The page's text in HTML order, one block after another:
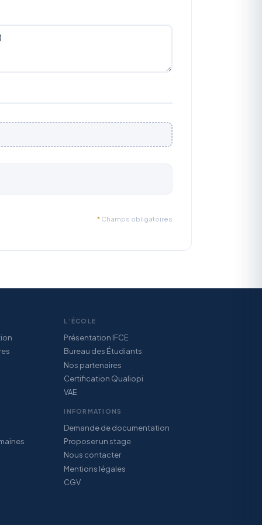
* Champs obligatoires
L’ÉCOLE
Présentation IFCE
Bureau des Étudiants
Nos partenaires
Certification Qualiopi
VAE
INFORMATIONS
Demande de documentation
Proposer un stage
Nous contacter
Mentions légales
CGV